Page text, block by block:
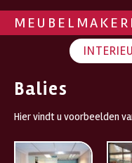
Balies
Hier vindt u voorbeelden